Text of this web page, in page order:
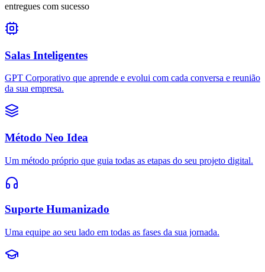
entregues com sucesso
Salas Inteligentes
GPT Corporativo que aprende e evolui com cada conversa e reunião
da sua empresa.
Método Neo Idea
Um método próprio que guia todas as etapas do seu projeto digital.
Suporte Humanizado
Uma equipe ao seu lado em todas as fases da sua jornada.